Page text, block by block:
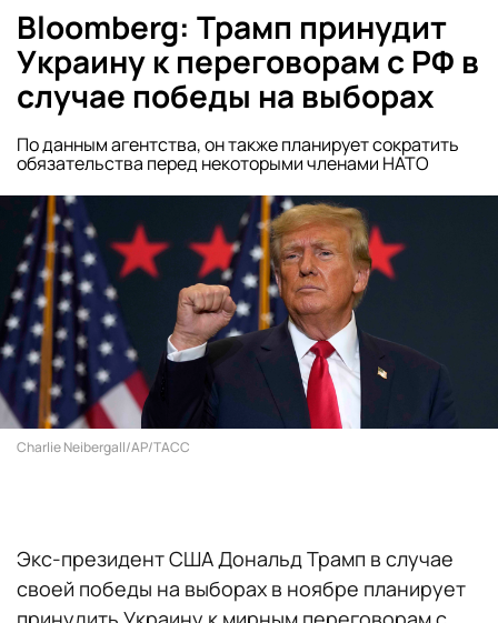
Bloomberg: Трамп принудит
Украину к переговорам с РФ в
случае победы на выборах
По данным агентства, он также планирует сократить
обязательства перед некоторыми членами НАТО
Charlie Neibergall/AP/ТАСС
Экс-президент США Дональд Трамп в случае
своей победы на выборах в ноябре планирует